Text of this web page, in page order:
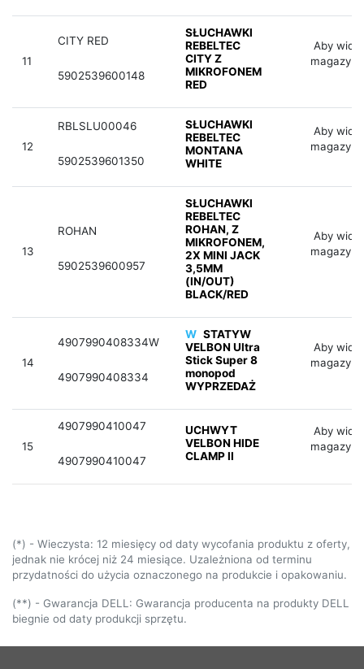
11
CITY RED
5902539600148
SŁUCHAWKI
REBELTEC
CITY Z
MIKROFONEM
RED
Aby
12
RBLSLU00046
5902539601350
SŁUCHAWKI
REBELTEC
MONTANA
WHITE
Aby
13
ROHAN
5902539600957
SŁUCHAWKI
REBELTEC
ROHAN, Z
MIKROFONEM,
2X MINI JACK
3,5MM
(IN/OUT)
BLACK/RED
Aby
14
4907990408334W
4907990408334
W STATYW
VELBON Ultra
Stick Super 8
monopod
WYPRZEDAŻ
Aby
15
4907990410047
4907990410047
UCHWYT
VELBON HIDE
CLAMP II
Aby
(*) - Wieczysta: 12 miesięcy od daty wycofania produktu z oferty,
jednak nie krócej niż 24 miesiące. Uzależniona od terminu
przydatności do użycia oznaczonego na produkcie i opakowaniu.
(**) - Gwarancja DELL: Gwarancja producenta na produkty DELL
biegnie od daty produkcji sprzętu.